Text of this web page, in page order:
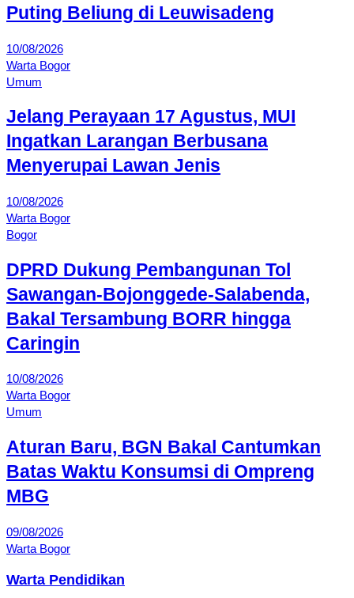
Puting Beliung di Leuwisadeng
10/08/2026
Warta Bogor
Umum
Jelang Perayaan 17 Agustus, MUI
Ingatkan Larangan Berbusana
Menyerupai Lawan Jenis
10/08/2026
Warta Bogor
Bogor
DPRD Dukung Pembangunan Tol
Sawangan-Bojonggede-Salabenda,
Bakal Tersambung BORR hingga
Caringin
10/08/2026
Warta Bogor
Umum
Aturan Baru, BGN Bakal Cantumkan
Batas Waktu Konsumsi di Ompreng
MBG
09/08/2026
Warta Bogor
Warta Pendidikan